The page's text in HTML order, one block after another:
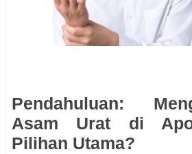
Pendahuluan:
Asam Urat di
Pilihan Utama?